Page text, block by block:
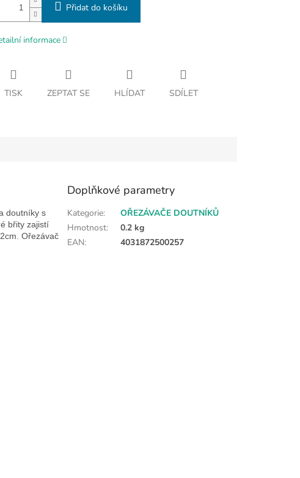
Přidat do košíku
informace
TISK ZEPTAT SE HLÍDAT SDÍLET
doutníky s
břity zajistí
Ořezávač
Doplňkové parametry
Kategorie:
OŘEZÁVAČE DOUTNÍKŮ
Hmotnost:
0.2 kg
EAN: 4031872500257